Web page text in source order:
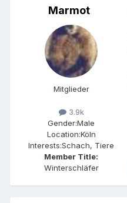
Marmot
Mitglieder
3.9k
Gender:Male
Location:Köln
Interests:Schach, Tiere
Member Title:
Winterschläfer